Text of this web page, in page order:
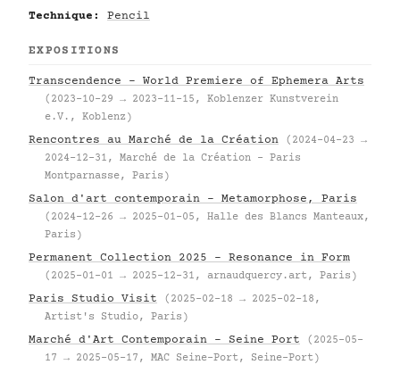
Technique:
Pencil
EXPOSITIONS
Transcendence – World Premiere of Ephemera Arts
(2023-10-29 → 2023-11-15, Koblenzer Kunstverein
e.V., Koblenz)
Rencontres au Marché de la Création
(2024-04-23 →
2024-12-31, Marché de la Création – Paris
Montparnasse, Paris)
Salon d'art contemporain – Metamorphose, Paris
(2024-12-26 → 2025-01-05, Halle des Blancs Manteaux,
Paris)
Permanent Collection 2025 – Resonance in Form
(2025-01-01 → 2025-12-31, arnaudquercy.art, Paris)
Paris Studio Visit
(2025-02-18 → 2025-02-18,
Artist's Studio, Paris)
Marché d'Art Contemporain – Seine Port
(2025-05-
17 → 2025-05-17, MAC Seine-Port, Seine-Port)